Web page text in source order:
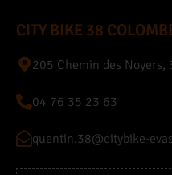
CITY BIKE 38
205 Chemin des Noyers,
04 76 35 23 63
quentin.38@citybike-